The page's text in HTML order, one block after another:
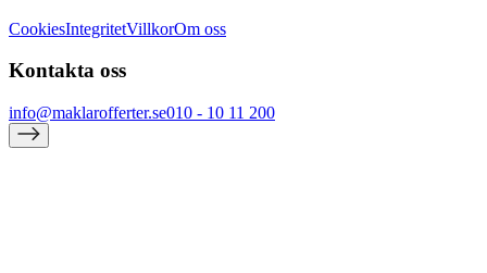
CookiesIntegritetVillkorOm oss
Kontakta oss
info@maklarofferter.se010 - 10 11 200